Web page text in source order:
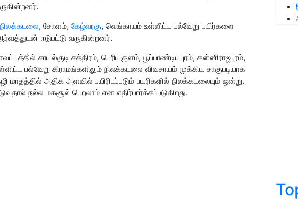
நிலக்கடலை, சோளம், கேழ்வரகு, வெங்காயம் உள்ளிட்ட பல்வேறு பயிர்களை
ஈடுபட்டு வருகின்றனர்.
சாயல்குடி சத்திரம், பெரியகுளம், பூப்பாண்டியபுரம், கன்னிராஜபுரம்,
பல்வேறு கிராமங்களிலும் நிலக்கடலை விவசாயம் முக்கிய சாகுபடியாக
மாதத்தில் அதிக அளவில் பயிரிடப்படும் பயரிகளில் நிலக்கடலையும் ஒன்று.
நல்ல மகசூல் பெறலாம் என எதிர்பார்க்கப்படுகிறது.